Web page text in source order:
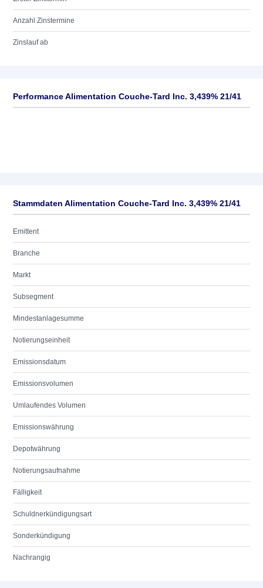
Anzahl Zinstermine
Zinslauf ab
Performance Alimentation Couche-Tard Inc. 3,439% 21/41
Stammdaten Alimentation Couche-Tard Inc. 3,439% 21/41
Emittent
Branche
Markt
Subsegment
Mindestanlagesumme
Notierungseinheit
Emissionsdatum
Emissionsvolumen
Umlaufendes Volumen
Emissionswährung
Depotwährung
Notierungsaufnahme
Fälligkeit
Schuldnerkündigungsart
Sonderkündigung
Nachrangig